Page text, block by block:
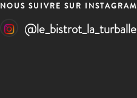
NOUS SUIVRE SUR INSTAGRAM
@le_bistrot_la_turballe